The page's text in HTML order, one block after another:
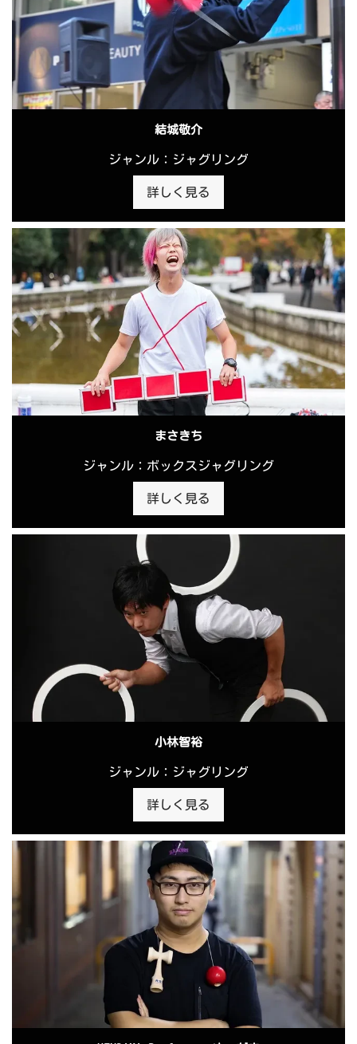
結城敬介
ジャンル：ジャグリング
詳しく見る
まさきち
ジャンル：ボックスジャグリング
詳しく見る
小林智裕
ジャンル：ジャグリング
詳しく見る